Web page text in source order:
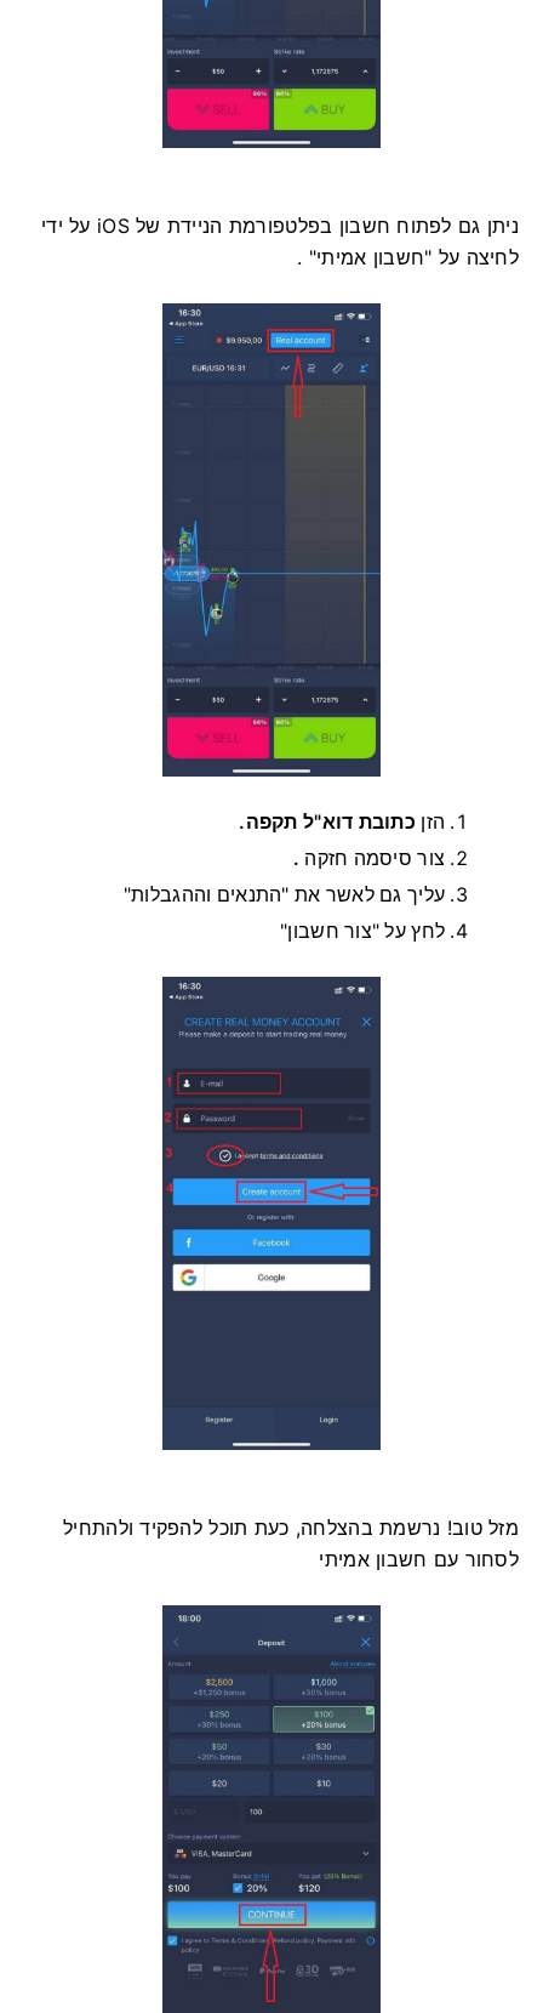
ניתן גם לפתוח חשבון בפלטפורמת הניידת של iOS על ידי
לחיצה על "חשבון אמיתי" .
הזן כתובת דוא"ל תקפה.
צור סיסמה חזקה .
עליך גם לאשר את "התנאים וההגבלות"
לחץ על "צור חשבון"
מזל טוב! נרשמת בהצלחה, כעת תוכל להפקיד ולהתחיל
לסחור עם חשבון אמיתי